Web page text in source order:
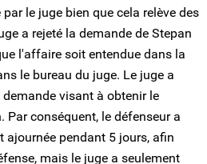
le juge bien que cela relève des
a rejeté la demande de Stepan
l'affaire soit entendue dans la
le bureau du juge. Le juge a
visant à obtenir le
Par conséquent, le défenseur a
pendant 5 jours, afin
mais le juge a seulement